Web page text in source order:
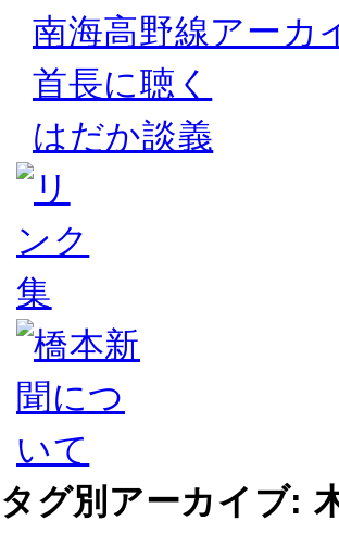
南海高野線アーカ
首長に聴く
はだか談義
タグ別アーカイブ: